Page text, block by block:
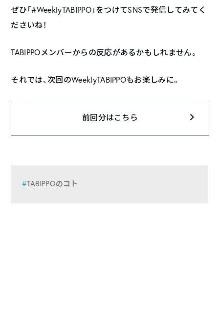
ぜひ「#WeeklyTABIPPO」をつけてSNSで発信してみてく
ださいね！
TABIPPOメンバーからの反応があるかもしれません。
それでは、次回のWeeklyTABIPPOもお楽しみに。
前回分はこちら
TABIPPOのコト